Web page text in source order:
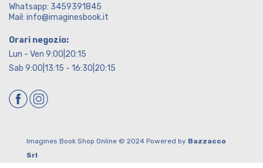
Whatsapp: 3459391845
Mail: info@imaginesbook.it
Orari negozio:
Lun - Ven 9:00|20:15
Sab 9:00|13:15 - 16:30|20:15
Imagines Book Shop Online © 2024 Powered by Bazzacco
Srl